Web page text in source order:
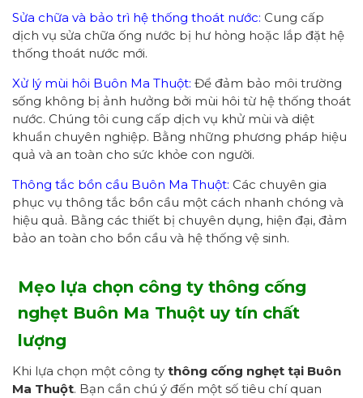
Sửa chữa và bảo trì hệ thống thoát nước: Cung cấp
dịch vụ sửa chữa ống nước bị hư hỏng hoặc lắp đặt hệ
thống thoát nước mới.
Xử lý mùi hôi Buôn Ma Thuột: Để đảm bảo môi trường
sống không bị ảnh hưởng bởi mùi hôi từ hệ thống thoát
nước. Chúng tôi cung cấp dịch vụ khử mùi và diệt
khuẩn chuyên nghiệp. Bằng những phương pháp hiệu
quả và an toàn cho sức khỏe con người.
Thông tắc bồn cầu Buôn Ma Thuột: Các chuyên gia
phục vụ thông tắc bồn cầu một cách nhanh chóng và
hiệu quả. Bằng các thiết bị chuyên dụng, hiện đại, đảm
bảo an toàn cho bồn cầu và hệ thống vệ sinh.
Mẹo lựa chọn công ty thông cống
nghẹt Buôn Ma Thuột uy tín chất
lượng
Khi lựa chọn một công ty thông cống nghẹt tại Buôn
Ma Thuột. Bạn cần chú ý đến một số tiêu chí quan